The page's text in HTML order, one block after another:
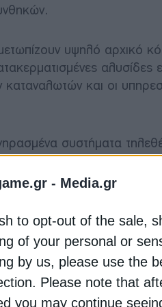
- Media.gr
to opt-out of the sale,
of your personal or
by us, please use the
Please note that
you may continue
υψηλό αρχικό
και οι
συστήματα
παρέχει
δεν διαθέτει επαρκείς
δεν διαθέτει ειδική
και το Κλίμα